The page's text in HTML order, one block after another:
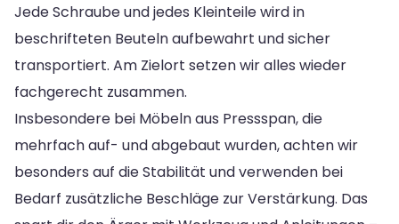
Jede Schraube und jedes Kleinteile wird in
beschrifteten Beuteln aufbewahrt und sicher
transportiert. Am Zielort setzen wir alles wieder
fachgerecht zusammen.
Insbesondere bei Möbeln aus Pressspan, die
mehrfach auf- und abgebaut wurden, achten wir
besonders auf die Stabilität und verwenden bei
Bedarf zusätzliche Beschläge zur Verstärkung. Das